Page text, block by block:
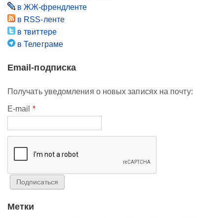
в ЖЖ-френдленте
в RSS-ленте
в твиттере
в Телеграме
Email-подписка
Получать уведомления о новых записях на почту:
E-mail *
Метки